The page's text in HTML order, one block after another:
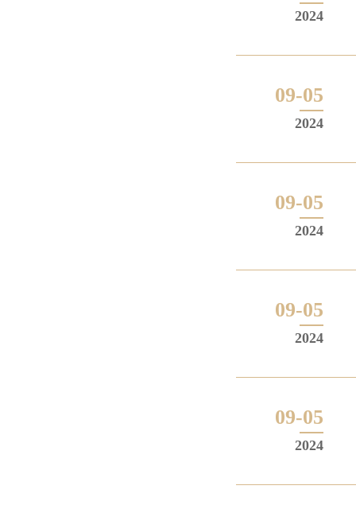
2024
09-05
2024
09-05
2024
09-05
2024
09-05
2024